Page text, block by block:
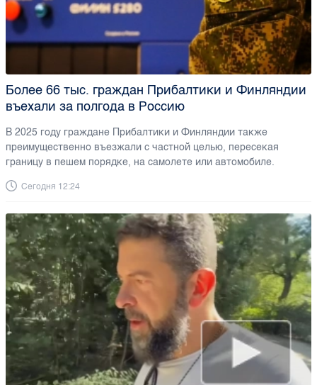
Более 66 тыс. граждан Прибалтики и Финляндии
въехали за полгода в Россию
В 2025 году граждане Прибалтики и Финляндии также
преимущественно въезжали с частной целью, пересекая
границу в пешем порядке, на самолете или автомобиле.
Сегодня 12:24